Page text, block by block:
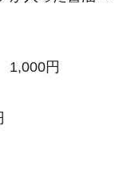
1,000円